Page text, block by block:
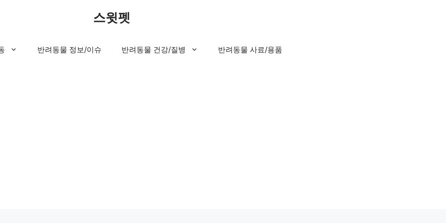
스윗펫
반려동물 정보/이슈 반려동물 건강/질병 반려동물 사료/용품